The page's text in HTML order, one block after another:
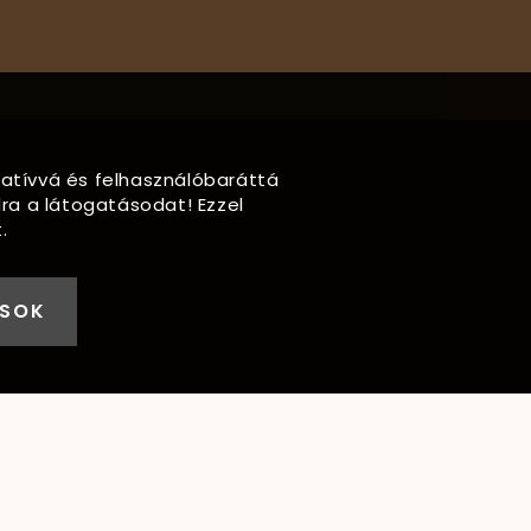
és felhasználóbaráttá
a látogatásodat! Ezzel